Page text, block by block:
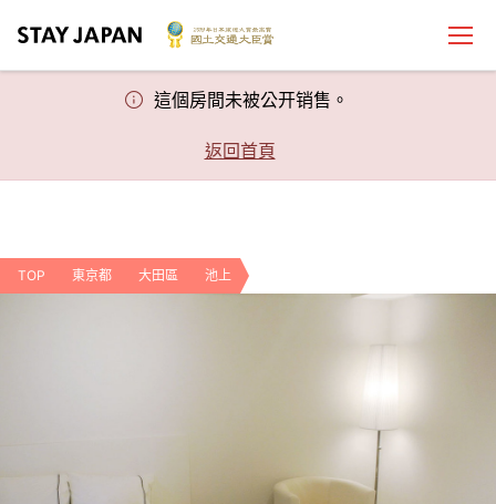
這個房間未被公开销售。
返回首頁
TOP 東京都 大田區 池上